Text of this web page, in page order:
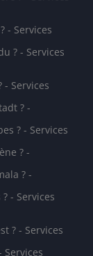
- Services
? - Services
- Services
? -
? - Services
? -
? -
- Services
? - Services
Services